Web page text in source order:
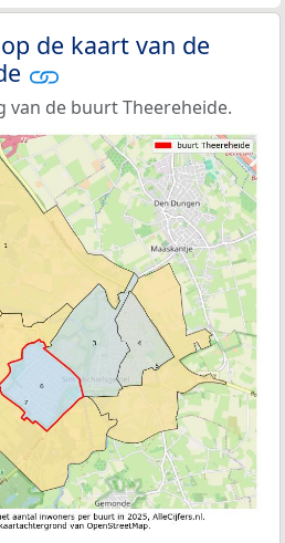
de kaart van de
van de buurt Theereheide.